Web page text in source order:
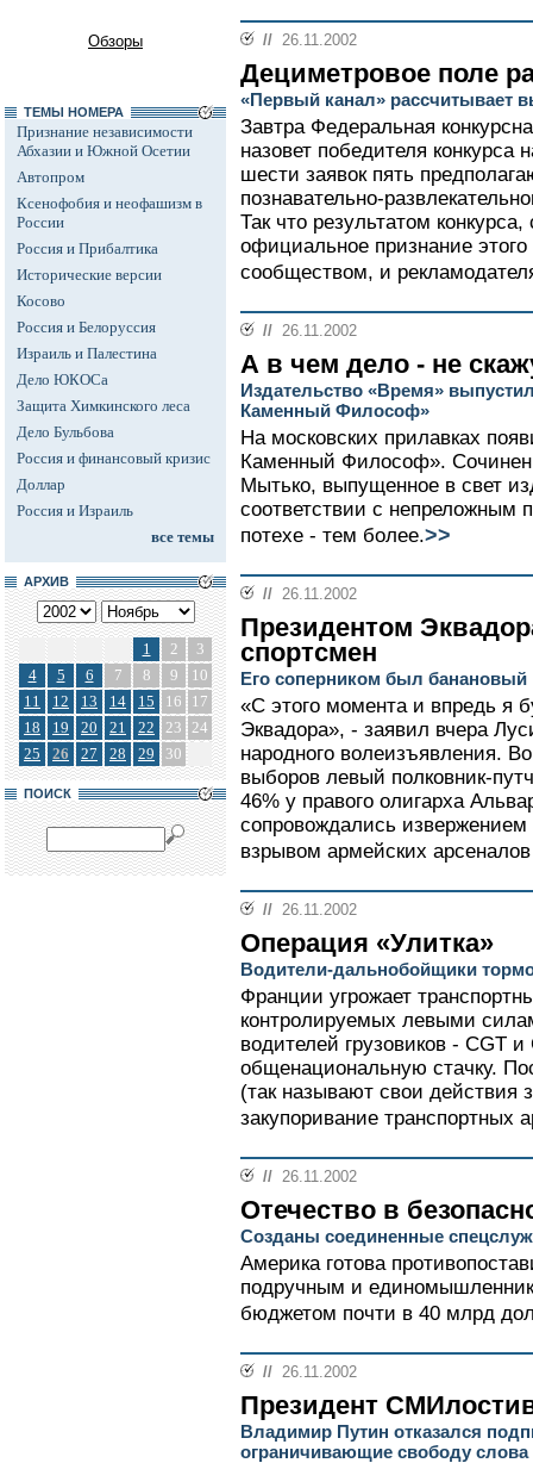
Обзоры
ТЕМЫ НОМЕРА
Признание независимости
Абхазии и Южной Осетии
Автопром
Ксенофобия и неофашизм в
России
Россия и Прибалтика
Исторические версии
Косово
Россия и Белоруссия
Израиль и Палестина
Дело ЮКОСа
Защита Химкинского леса
Дело Бульбова
Россия и финансовый кризис
Доллар
Россия и Израиль
все темы
АРХИВ
1 2
3
4
5 6 7 8 9
10
11
12 13 14 15 16
17
18
19 20 21 22 23 24
25
26 27 28 29 30
ПОИСК
// 26.11.2002
Дециметровое поле
«Первый канал» рассчитывает
Завтра Федеральная
назовет победителя конкурса
шести заявок пять
познавательно-
Так что результатом конкурса,
официальное признание
сообществом, и
// 26.11.2002
А в чем дело - не
Издательство «Время»
Каменный Философ»
На московских прилавках
Каменный Философ».
Мытько, выпущенное в свет
соответствии с непреложным
потехе - тем более.>>
// 26.11.2002
Президентом
спортсмен
Его соперником был банановый
«С этого момента и впредь я
Эквадора», - заявил вчера
народного волеизъявления.
выборов левый полковник-
46% у правого олигарха
сопровождались
взрывом армейских
// 26.11.2002
Операция «Улитка»
Водители-дальнобойщики
Франции угрожает
контролируемых левыми
водителей грузовиков - CGT
общенациональную стачку.
(так называют свои действия
закупоривание транспортных
// 26.11.2002
Отечество в
Созданы соединенные
Америка готова
подручным и
бюджетом почти в 40 млрд
// 26.11.2002
Президент
Владимир Путин отказался
ограничивающие свободу слова